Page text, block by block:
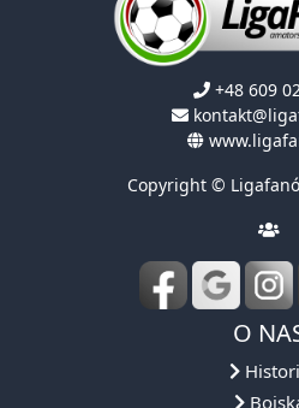
+48 609
Copyright ©
O